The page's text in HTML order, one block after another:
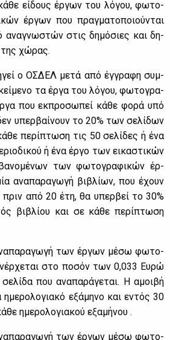
εί­δους έρ­γων του λό­γου, φω­το­
έρ­γων που πραγ­μα­το­ποιού­νται
ανα­γνω­στών στις δη­μό­σιες και δη­
της χώ­ρας.
ο ΟΣ­ΔΕΛ με­τά από έγ­γρα­φη συμ­
τα έρ­γα του λό­γου, φω­το­γρα­
που εκ­προ­σω­πεί κά­θε φο­ρά υπό
υπερ­βαί­νουν το 20% των σε­λί­δων
πε­ρί­πτω­ση τις 50 σε­λί­δες ή ένα
ή ένα έρ­γο των ει­κα­στι­κών
των φω­το­γρα­φι­κών έρ­
ανα­πα­ρα­γω­γή βι­βλί­ων, που έχουν
πριν από 20 έτη, θα υπερ­βεί το 30%
βι­βλί­ου και σε κά­θε πε­ρί­πτω­ση
των έρ­γων μέ­σω φω­το­
στο πο­σόν των 0,033 Ευ­ρώ
που ανα­πα­ρά­γε­ται. Η αμοι­βή
εξά­μη­νο και εντός 30
ημε­ρο­λο­για­κού εξα­μή­νου .
των έρ­γων μέ­σω φω­το­